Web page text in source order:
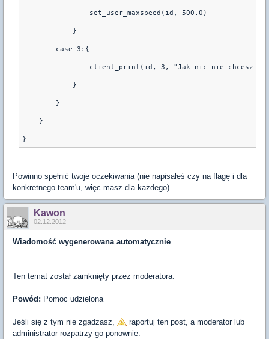
                set_user_maxspeed(id, 500.0)
            }
        case 3:{
client_print(id, 3, "Jak nic nie chcesz to
            }
        }
    }
Powinno spełnić twoje oczekiwania (nie napisałeś czy na flagę i dla
konkretnego team'u, więc masz dla każdego)
Kawon
02.12.2012
Wiadomość wygenerowana automatycznie
Ten temat został zamknięty przez moderatora.
Powód: Pomoc udzielona
Jeśli się z tym nie zgadzasz,
raportuj ten post, a moderator lub
administrator rozpatrzy go ponownie.